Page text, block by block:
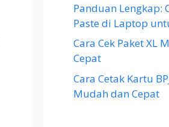
Panduan Lengkap:
Paste di Laptop
Cara Cek Paket XL
Cepat
Cara Cetak Kartu
Mudah dan Cepat